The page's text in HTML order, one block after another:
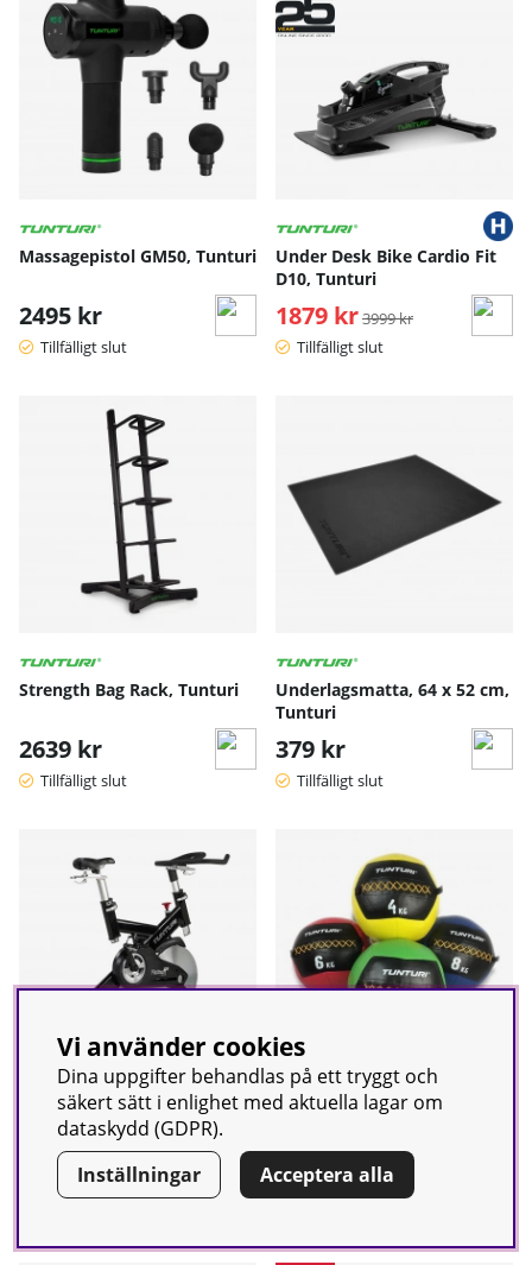
Massagepistol GM50, Tunturi
2495 kr
Tillfälligt slut
Under Desk Bike Cardio Fit
D10, Tunturi
1879 kr Ordinarie pris:
3999 kr
Tillfälligt slut
Strength Bag Rack, Tunturi
2639 kr
Tillfälligt slut
Underlagsmatta, 64 x 52 cm,
Tunturi
379 kr
Tillfälligt slut
Spinningcykel Platinum Pro,
Tunturi
15799 kr fr. 595 kr
Vi använder cookies
Dina uppgifter behandlas på ett tryggt och
säkert sätt i enlighet med aktuella lagar om
dataskydd (GDPR).
Inställningar
Acceptera alla